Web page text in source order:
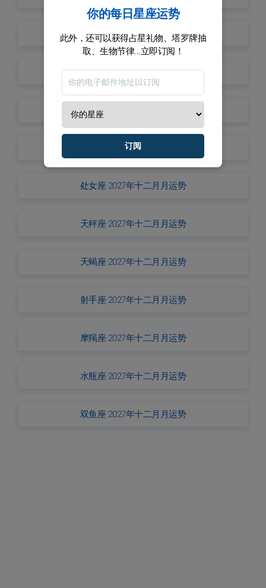
金牛座·2027年十二月月运势
双子座·2027年十二月月运势
巨蟹座·2027年十二月月运势
狮子座·2027年十二月月运势
处女座·2027年十二月月运势
天秤座·2027年十二月月运势
天蝎座·2027年十二月月运势
射手座·2027年十二月月运势
摩羯座·2027年十二月月运势
水瓶座·2027年十二月月运势
双鱼座·2027年十二月月运势
你的每日星座运势
此外，还可以获得占星礼物、塔罗牌抽
取、生物节律...立即订阅！
订阅